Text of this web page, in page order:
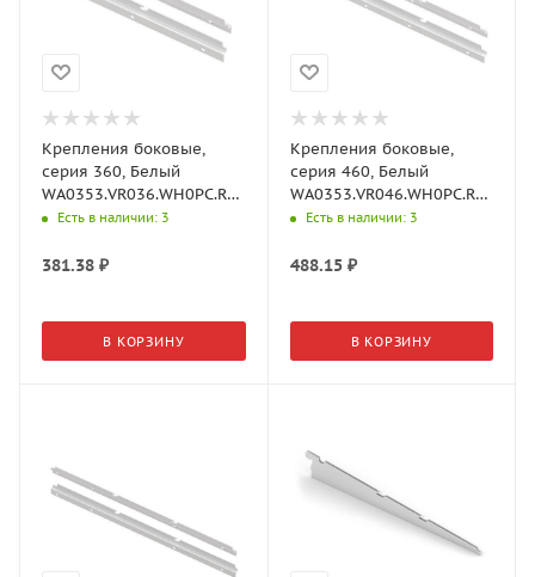
Крепления боковые,
серия 360, Белый
WA0353.VR036.WH0PC.RA
Aristo
Есть в наличии: 3
381.38 ₽
В КОРЗИНУ
Крепления боковые,
серия 460, Белый
WA0353.VR046.WH0PC.RA
Aristo
Есть в наличии: 3
488.15₽
В КОРЗИНУ